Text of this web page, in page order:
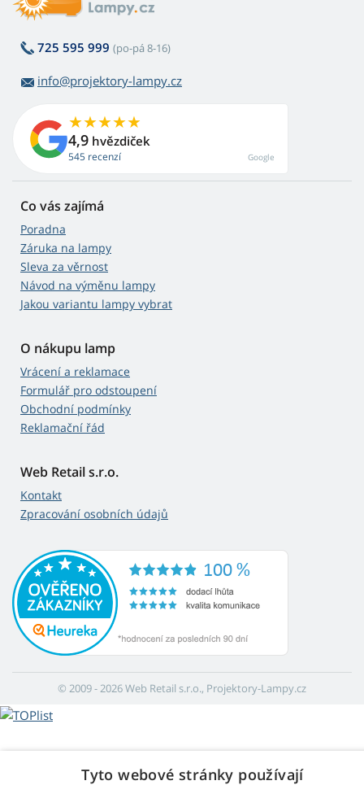
725 595 999 (po-pá 8-16)
info@projektory-lampy.cz
4,9 hvězdiček
545 recenzí Google
Co vás zajímá
Poradna
Záruka na lampy
Sleva za věrnost
Návod na výměnu lampy
Jakou variantu lampy vybrat
O nákupu lamp
Vrácení a reklamace
Formulář pro odstoupení
Obchodní podmínky
Reklamační řád
Web Retail s.r.o.
Kontakt
Zpracování osobních údajů
© 2009 - 2026 Web Retail s.r.o., Projektory-Lampy.cz
Tyto webové stránky používají